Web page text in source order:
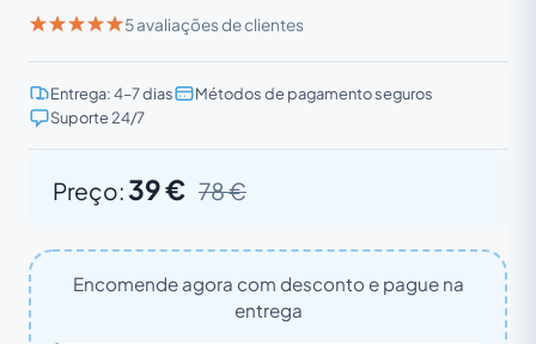
5 avaliações de clientes
Entrega: 4–7 dias
Métodos de pagamento seguros
Suporte 24/7
Preço:39 € 78 €
Encomende agora com desconto e pague na
entrega